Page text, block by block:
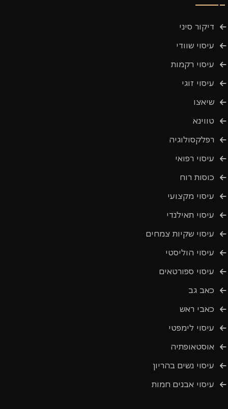
דיקור סיני
עיסוי שוודי
עיסוי רקמות
עיסוי זוגי
שיאצו
טווינא
רפלקסולוגיה
עיסוי רפואי
כוסות רוח
עיסוי מקצועי
עיסוי תאילנדי
עיסוי שקיות צמחים
עיסוי הוליסטי
עיסוי ספורטאים
כאב גב
כאבי ראש
עיסוי לימפטי
אוסטאופתיה
עיסוי נשים בהריון
עיסוי אבנים חמות